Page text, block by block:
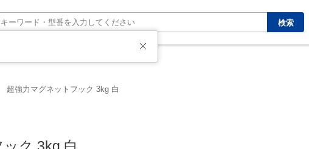
検索
超強力マグネットフック 3kg 白